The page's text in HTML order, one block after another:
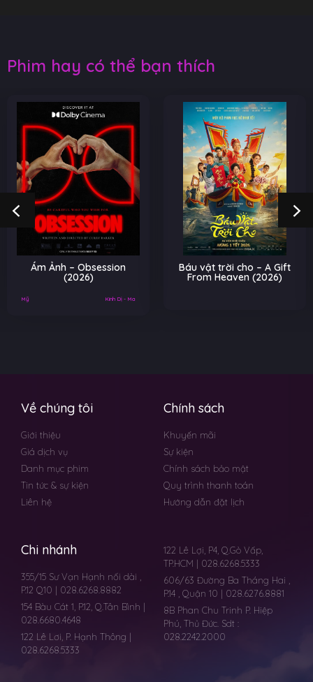
Phim hay có thể bạn thích
Ám Ảnh – Obsession
(2026)
Mỹ Kinh Dị - Ma
Báu vật trời cho – A Gift
From Heaven (2026)
Về chúng tôi
Giới thiệu
Giá dịch vụ
Danh mục phim
Tin tức & sự kiện
Liên hệ
Chính sách
Khuyến mãi
Sự kiện
Chính sách bảo mật
Quy trình thanh toán
Hướng dẫn đặt lịch
Chi nhánh
355/15 Sư Vạn Hạnh nối dài ,
P.12 Q10 | 028.6268.8882
154 Bàu Cát 1, P.12, Q.Tân Bình |
028.6680.4648
122 Lê Lơi, P. Hạnh Thông |
028.6268.5333
122 Lê Lợi, P4, Q.Gò Vấp,
TP.HCM | 028.6268.5333
606/63 Đường Ba Tháng Hai ,
P.14 , Quận 10 | 028.6276.8881
8B Phan Chu Trinh P. Hiệp
Phú, Thủ Đức. Sdt :
028.2242.2000